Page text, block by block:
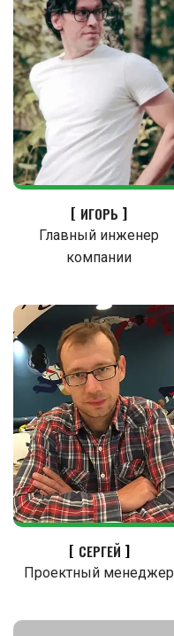
ИГОРЬ
Главный инженер
компании
СЕРГЕЙ
Проектный менеджер